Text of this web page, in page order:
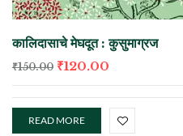
कालिदासाचे मेघदूत : कुसुमाग्रज
₹150.00 ₹120.00
READ MORE